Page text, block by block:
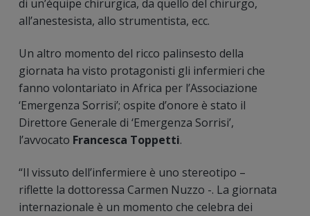
di un’équipe chirurgica, da quello del chirurgo,
all’anestesista, allo strumentista, ecc.
Un altro momento del ricco palinsesto della
giornata ha visto protagonisti gli infermieri che
fanno volontariato in Africa per l’Associazione
‘Emergenza Sorrisi’; ospite d’onore è stato il
Direttore Generale di ‘Emergenza Sorrisi’,
l’avvocato Francesca Toppetti.
“Il vissuto dell’infermiere è uno stereotipo –
riflette la dottoressa Carmen Nuzzo -. La giornata
internazionale è un momento che celebra dei